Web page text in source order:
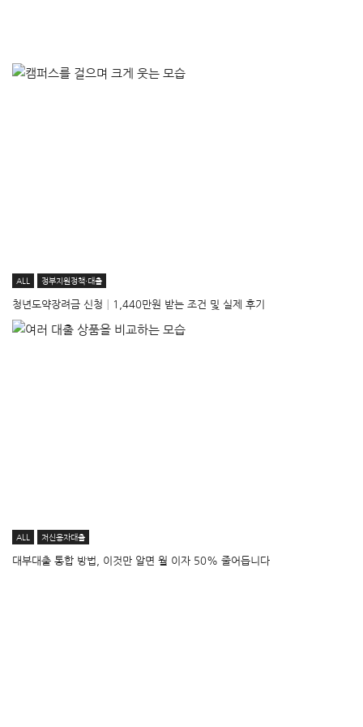
ALL 정부지원정책·대출
청년도약장려금 신청│1,440만원 받는 조건 및 실제 후기
ALL 저신용자대출
대부대출 통합 방법, 이것만 알면 월 이자 50% 줄어듭니다